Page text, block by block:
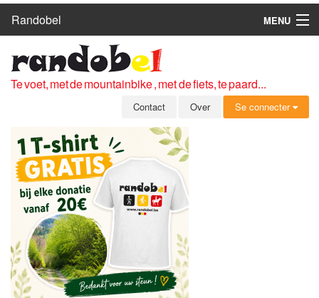
Randobel
MENU
ROUTES
CLUBS
OVER
LEDEN
ZICH AANMELDEN
GRATIS REGISTRATIE
WACHTWOORD VERGETEN
Te voet, met de mountainbike , met de fiets, te paard...
Contact Over Se connecter